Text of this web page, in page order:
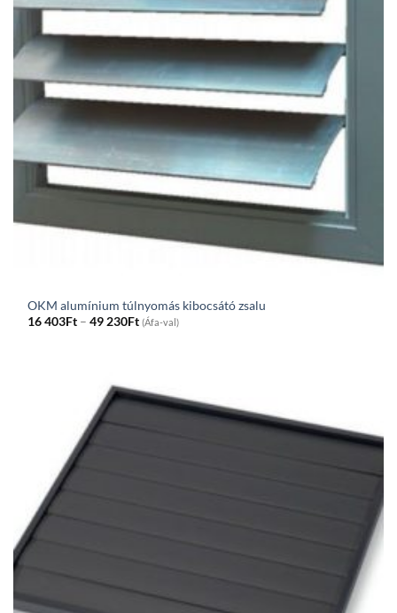
OKM alumínium túlnyomás kibocsátó zsalu
16 403Ft – 49 230FtPrice
range:
230Ft
(Áfa-val)